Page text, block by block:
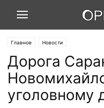
Главное Новости
Дорога
уголовному